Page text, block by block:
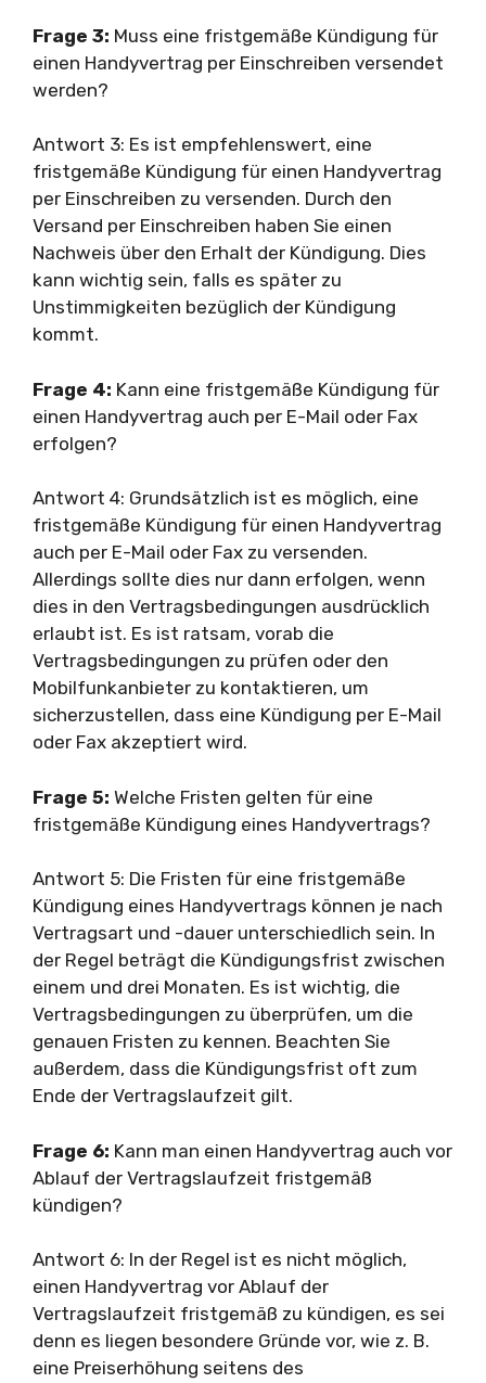
Frage 3: Muss eine fristgemäße Kündigung für
einen Handyvertrag per Einschreiben versendet
werden?
Antwort 3: Es ist empfehlenswert, eine
fristgemäße Kündigung für einen Handyvertrag
per Einschreiben zu versenden. Durch den
Versand per Einschreiben haben Sie einen
Nachweis über den Erhalt der Kündigung. Dies
kann wichtig sein, falls es später zu
Unstimmigkeiten bezüglich der Kündigung
kommt.
Frage 4: Kann eine fristgemäße Kündigung für
einen Handyvertrag auch per E-Mail oder Fax
erfolgen?
Antwort 4: Grundsätzlich ist es möglich, eine
fristgemäße Kündigung für einen Handyvertrag
auch per E-Mail oder Fax zu versenden.
Allerdings sollte dies nur dann erfolgen, wenn
dies in den Vertragsbedingungen ausdrücklich
erlaubt ist. Es ist ratsam, vorab die
Vertragsbedingungen zu prüfen oder den
Mobilfunkanbieter zu kontaktieren, um
sicherzustellen, dass eine Kündigung per E-Mail
oder Fax akzeptiert wird.
Frage 5: Welche Fristen gelten für eine
fristgemäße Kündigung eines Handyvertrags?
Antwort 5: Die Fristen für eine fristgemäße
Kündigung eines Handyvertrags können je nach
Vertragsart und -dauer unterschiedlich sein. In
der Regel beträgt die Kündigungsfrist zwischen
einem und drei Monaten. Es ist wichtig, die
Vertragsbedingungen zu überprüfen, um die
genauen Fristen zu kennen. Beachten Sie
außerdem, dass die Kündigungsfrist oft zum
Ende der Vertragslaufzeit gilt.
Frage 6: Kann man einen Handyvertrag auch vor
Ablauf der Vertragslaufzeit fristgemäß
kündigen?
Antwort 6: In der Regel ist es nicht möglich,
einen Handyvertrag vor Ablauf der
Vertragslaufzeit fristgemäß zu kündigen, es sei
denn es liegen besondere Gründe vor, wie z. B.
eine Preiserhöhung seitens des